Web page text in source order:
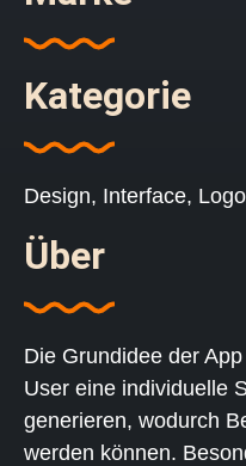
Kategorie
Design, Interface,
Über
Die Grundidee der
User eine individuelle
generieren, wodurch
werden können.